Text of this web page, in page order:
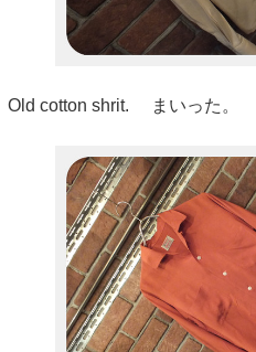
Old cotton shrit. まいった。